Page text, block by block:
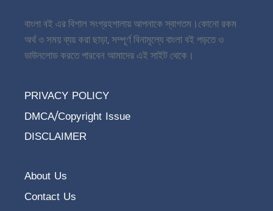
বাংলা বই এর বিশাল সংগ্রহশালায় আপনাকে স্বাগতম।কোনো রকম
অর্থ ও সময় ব্যয় করা ছাড়া, সম্পূর্ণ বিনামূল্যে বাংলা বই পড়তে ও
ডাউনলোড করতে পারবেন আমাদের এই সাইট থেকে।
PRIVACY POLICY
DMCA/Copyright Issue
DISCLAIMER
About Us
Contact Us